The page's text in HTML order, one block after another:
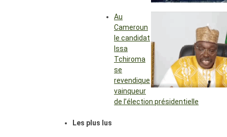
Au
Cameroun
le candidat
Issa
Tchiroma
se
revendique
vainqueur
de l’élection présidentielle
Les plus lus